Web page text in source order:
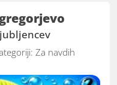
Za navdih